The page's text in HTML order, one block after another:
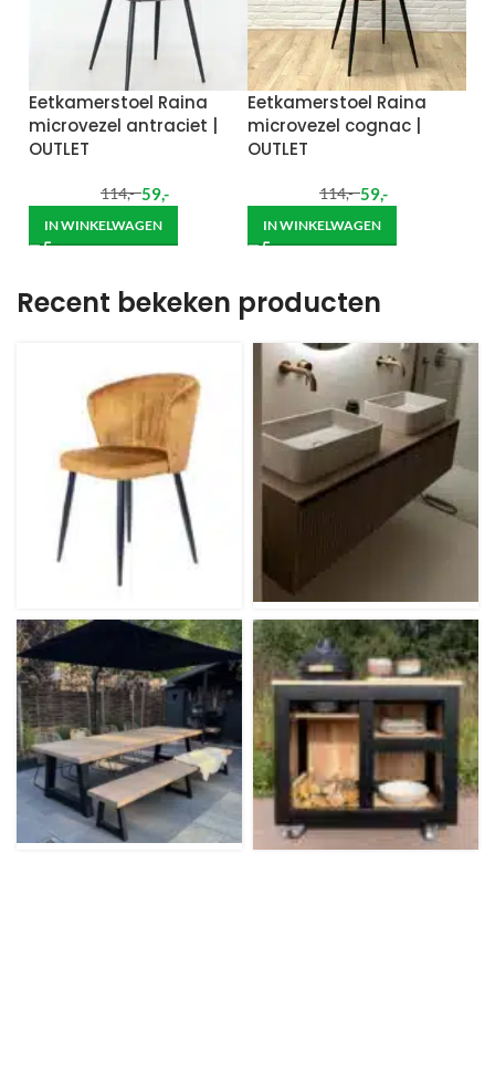
Eetkamerstoel Raina
microvezel antraciet |
OUTLET
114,- 59,-
IN WINKELWAGEN
Eetkamerstoel Raina
microvezel cognac |
OUTLET
114,- 59,-
IN WINKELWAGEN
Recent bekeken producten